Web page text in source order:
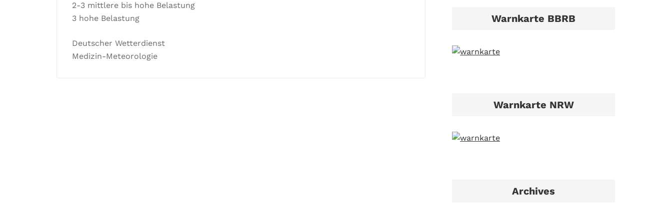
2-3 mittlere bis hohe Belastung
3 hohe Belastung
Deutscher Wetterdienst
Medizin-Meteorologie
Warnkarte BBRB
Warnkarte NRW
Archives